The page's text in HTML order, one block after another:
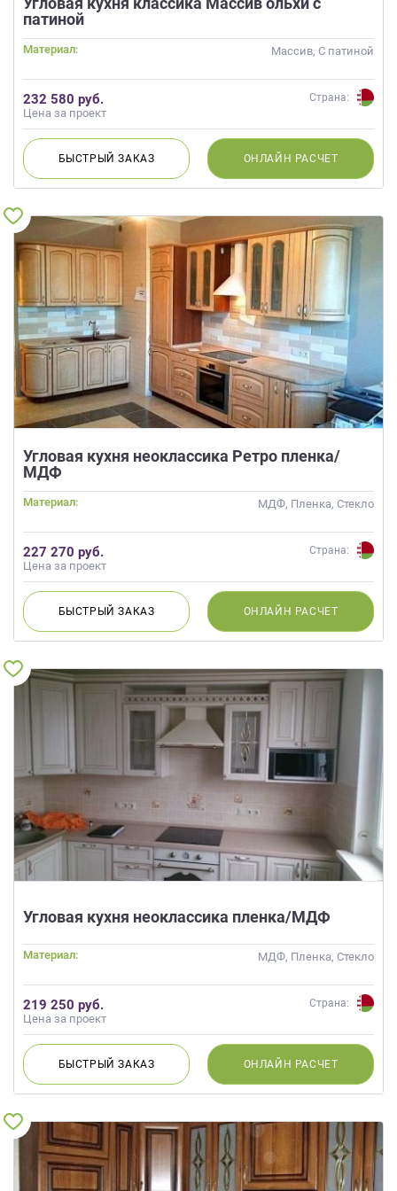
патиной
Материал: Массив, С патиной
232 580 руб.
Цена за проект
Страна:
БЫСТРЫЙЗАКАЗ ОНЛАЙН РАСЧЕТ
Угловая кухня неоклассика Ретро пленка/
МДФ
Материал: МДФ, Пленка, Стекло
227 270 руб.
Цена за проект
Страна:
БЫСТРЫЙЗАКАЗ ОНЛАЙН РАСЧЕТ
Угловая кухня неоклассика пленка/МДФ
Материал: МДФ, Пленка, Стекло
219 250 руб.
Цена за проект
Страна:
БЫСТРЫЙЗАКАЗ ОНЛАЙН РАСЧЕТ
данных.